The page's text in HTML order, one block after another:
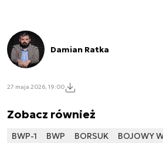
Damian Ratka
27 maja 2026, 19:00
Zobacz również
BWP-1 BWP BORSUK BOJOWY